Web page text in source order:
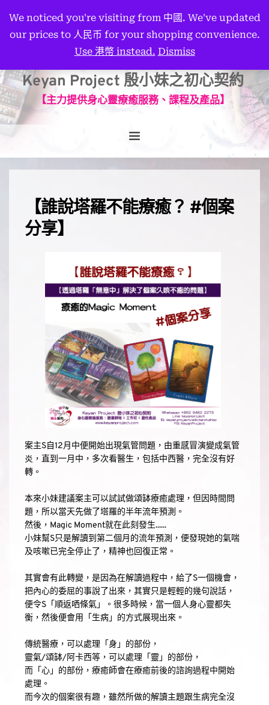
Keyan Project 殷小妹之初心契約
【主力提供身心靈療癒服務、課程及產品】
【誰說塔羅不能療癒？ #個案
分享】
案主S自12月中便開始出現氣管問題，由重感冒演變成氣管
炎，直到一月中，多次看醫生，包括中西醫，完全沒有好
轉。
本來小妹建議案主可以試試做頌缽療癒處理，但因時間問
題，所以當天先做了塔羅的半年流年預測。
然後，Magic Moment就在此刻發生......
小妹幫S只是解讀到第二個月的流年預測，便發現她的氣喘
及咳嗽已完全停止了，精神也回復正常。
其實會有此轉變，是因為在解讀過程中，給了S一個機會，
把內心的委屈的事說了出來，其實只是輕輕的幾句說話，
便令S「順返哂條氣」。很多時候，當一個人身心靈都失
衡，然後便會用「生病」的方式展現出來。
傳統醫療，可以處理「身」的部份，
靈氣/頌缽/阿卡西等，可以處理「靈」的部份，
而「心」的部份，療癒師會在療癒前後的諮詢過程中開始
處理。
而今次的個案很有趣，雖然所做的解讀主題跟生病完全沒
We noticed you're visiting from 中國. We've updated
our prices to 人民币 for your shopping convenience.
Use 港幣 instead. Dismiss